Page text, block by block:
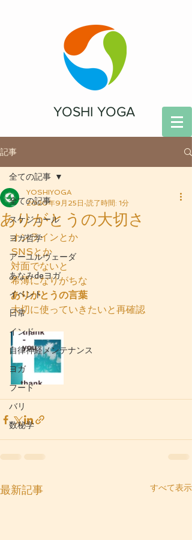
YOSHI YOGA
記事
全ての記事
スケジュール
ヨガ哲学
アーユルヴェーダ
あなみdeヨガ
イベント
日常
インド
自律神経メンテナンス
ヨガ
フード
バリ
数秘学
全ての記事
ありがとうの大切さ
YOSHIYOGA
2020年9月25日 読了時間: 1分
オンラインとか
SNSとか
対面でないと
希薄になりがちな
ありがとうの言葉
大切に使っていきたいと再確認
最新記事 すべて表示